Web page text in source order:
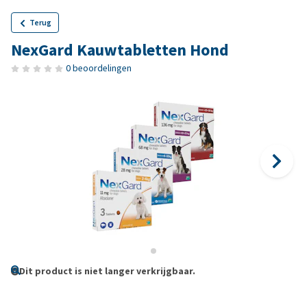
Terug
NexGard Kauwtabletten Hond
0 beoordelingen
Dit product is niet langer verkrijgbaar.